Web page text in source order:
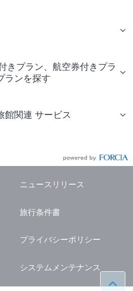
ペー
きプラン、航空券付きプラ
ランを探す
館関連 サービス
ニュースリリース
旅行条件書
プライバシーポリシー
システムメンテナンス